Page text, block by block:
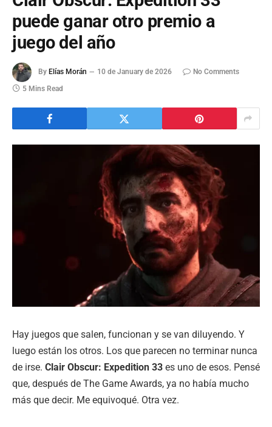
puede ganar otro premio a
juego del año
By Elías Morán 10 de January de 2026
No Comments
5 Mins Read
Hay juegos que salen, funcionan y se van diluyendo. Y
luego están los otros. Los que parecen no terminar nunca
de irse. Clair Obscur: Expedition 33 es uno de esos. Pensé
que, después de The Game Awards, ya no había mucho
más que decir. Me equivoqué. Otra vez.